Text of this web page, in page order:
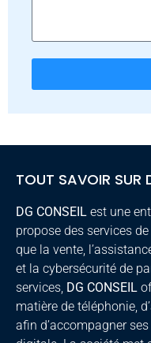
TOUT SAVOIR SUR
DG CONSEIL est une
propose des services
que la vente,
et la cybersécurité de
services, DG CONSEIL
matière de téléphonie,
afin d’accompagner